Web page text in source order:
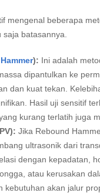
mengenal beberapa
batasannya.
): Ini adalah
dipantulkan ke
dan kuat tekan.
Hasil uji sensitif
kurang terlatih juga
Jika Rebound
ultrasonik dari
dengan kepadatan,
atau kerusakan
kebutuhan akan jalur